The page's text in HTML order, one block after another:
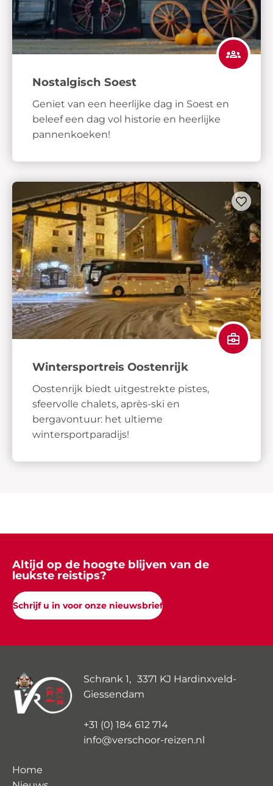
Nostalgisch Soest
Geniet van een heerlijke dag in Soest en
beleef een dag vol historie en heerlijke
pannenkoeken!
Wintersportreis Oostenrijk
Oostenrijk biedt uitgestrekte pistes,
sfeervolle chalets, après-ski en
bergavontuur: het ultieme
wintersportparadijs!
Altijd op de hoogte blijven van de
leukste reistips?
Schrijf u in voor onze nieuwsbrief
Schrank 1, 3371 KJ Hardinxveld-
Giessendam
+31 (0) 184 612 714
info@verschoor-reizen.nl
Home